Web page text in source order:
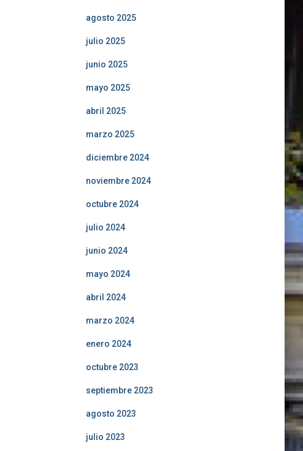
agosto 2025
julio 2025
junio 2025
mayo 2025
abril 2025
marzo 2025
diciembre 2024
noviembre 2024
octubre 2024
julio 2024
junio 2024
mayo 2024
abril 2024
marzo 2024
enero 2024
octubre 2023
septiembre 2023
agosto 2023
julio 2023